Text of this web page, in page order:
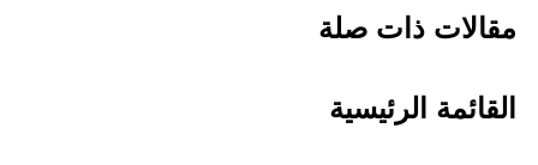
ذات صلة
الرئيسية